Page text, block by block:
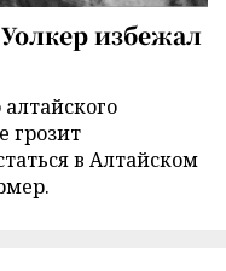
избежал
грозит
в Алтайском